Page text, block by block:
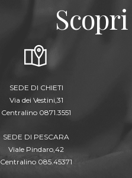
SEDE DI CHIETI
Via dei Vestini,31
Centralino 0871.3551
SEDE DI PESCARA
Viale Pindaro,42
Centralino 085.45371